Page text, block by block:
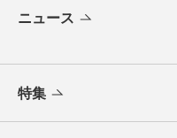
ニュース
特集